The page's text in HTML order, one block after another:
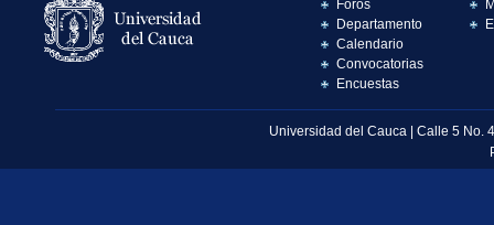
Foros
Departamento
Calendario
Convocatorias
Encuestas
Universidad del Cauca | Calle 5 No.